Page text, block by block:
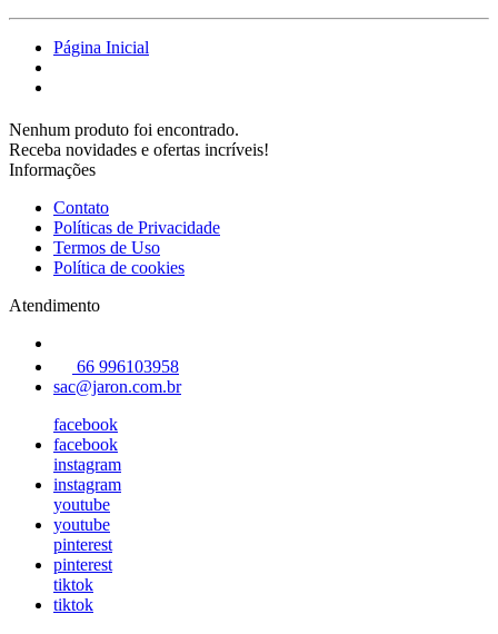
Página Inicial
Nenhum produto foi encontrado.
Receba novidades e ofertas incríveis!
Informações
Contato
Políticas de Privacidade
Termos de Uso
Política de cookies
Atendimento
66 996103958
sac@jaron.com.br
facebook
facebook
instagram
instagram
youtube
youtube
pinterest
pinterest
tiktok
tiktok